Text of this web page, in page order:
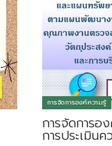
การจัดการองค์ความรู้
การจัดการอ
การประเมิน